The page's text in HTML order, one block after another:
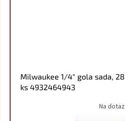
Milwaukee 1/4" gola sada, 28
ks 4932464943
Na dotaz